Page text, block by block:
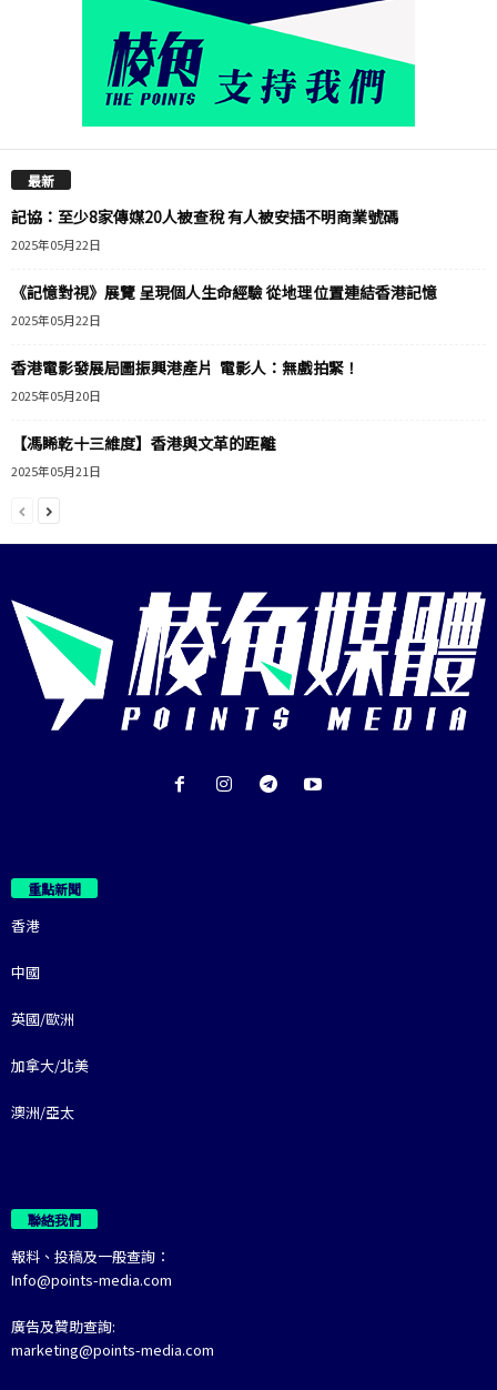
最新
記協：至少8家傳媒20人被查稅 有人被安插不明商業號碼
2025年05月22日
《記憶對視》展覽 呈現個人生命經驗 從地理位置連結香港記憶
2025年05月22日
香港電影發展局圖振興港產片 電影人：無戲拍緊！
2025年05月20日
【馮睎乾十三維度】香港與文革的距離
2025年05月21日
重點新聞
香港
中國
英國/歐洲
加拿大/北美
澳洲/亞太
聯絡我們
報料、投稿及一般查詢：
Info@points-media.com
廣告及贊助查詢:
marketing@points-media.com